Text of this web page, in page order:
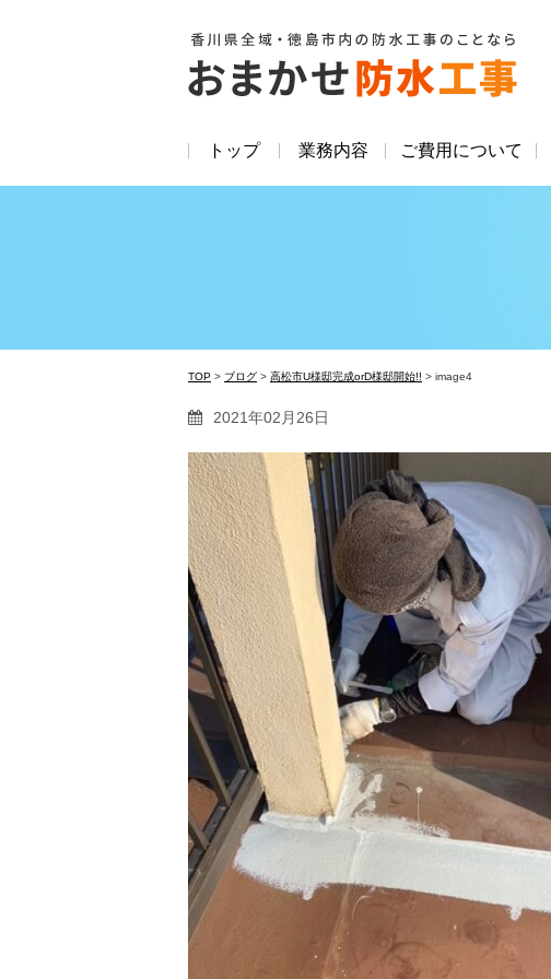
トップ 業務内容 ご費用について
TOP > ブログ > 高松市U様邸完成orD様邸開始!! > image4
2021年02月26日